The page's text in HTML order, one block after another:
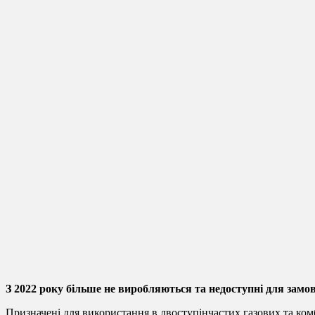
З 2022 року більше не виробляються та недоступні для
Призначені для використання в двоступінчастих газових та